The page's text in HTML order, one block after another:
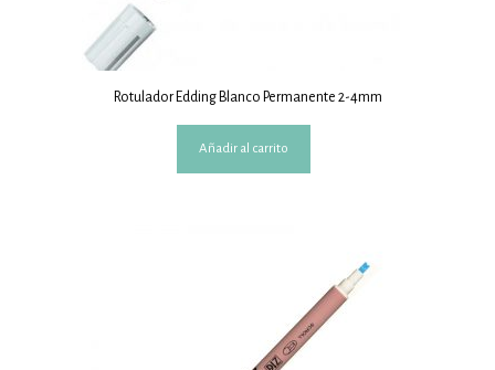
Rotulador Edding Blanco Permanente 2-4mm
Añadir al carrito